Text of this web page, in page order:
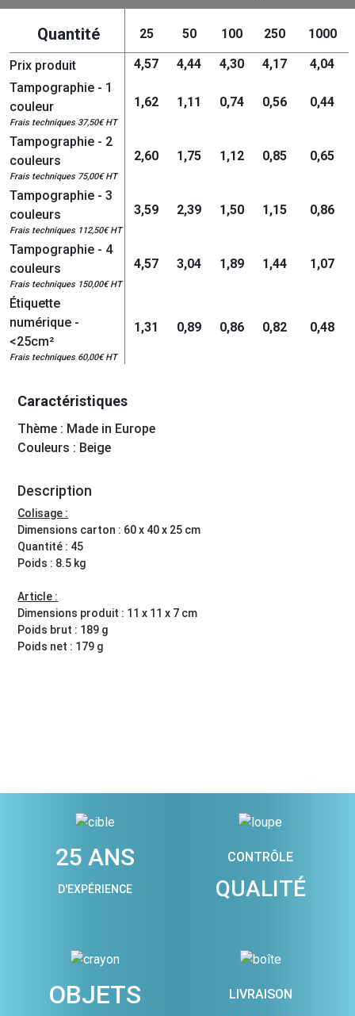
Quantité 25 50 100 250 1000
Prix produit 4,57 4,44 4,30 4,17
4,04
Tampographie - 1
couleur
Frais techniques 37,50€ HT
1,62 1,11 0,74 0,56 0,44
Tampographie - 2
couleurs
Frais techniques 75,00€ HT
2,60 1,75 1,12 0,85 0,65
Tampographie - 3
couleurs
Frais techniques 112,50€ HT
3,59 2,39 1,50 1,15 0,86
Tampographie - 4
couleurs
Frais techniques 150,00€ HT
4,57 3,04 1,89 1,44 1,07
Étiquette
numérique -
<25cm²
Frais techniques 60,00€ HT
1,31 0,89 0,86 0,82 0,48
Caractéristiques
Thème : Made in Europe
Couleurs : Beige
Description
Colisage :
Dimensions carton : 60 x 40 x 25 cm
Quantité : 45
Poids : 8.5 kg
Article :
Dimensions produit : 11 x 11 x 7 cm
Poids brut : 189 g
Poids net : 179 g
25 ANS
D'EXPÉRIENCE
CONTRÔLE
QUALITÉ
OBJETS LIVRAISON